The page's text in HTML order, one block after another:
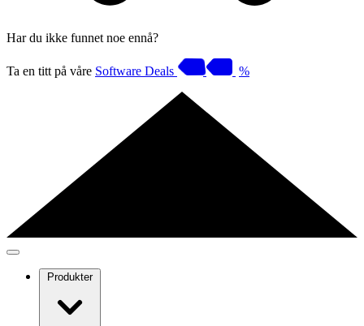
Har du ikke funnet noe ennå?
Ta en titt på våre Software Deals %
Produkter